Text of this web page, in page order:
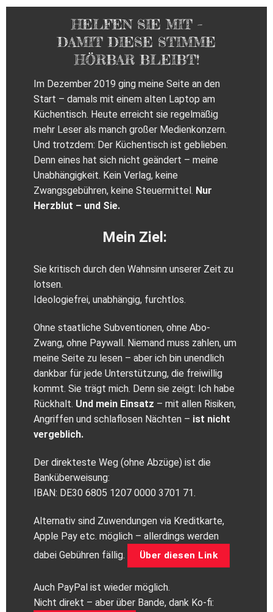
HELFEN SIE MIT –
DAMIT DIESE STIMME
HÖRBAR BLEIBT!
Im Dezember 2019 ging meine Seite an den
Start – damals mit einem alten Laptop am
Küchentisch. Heute erreicht sie regelmäßig
mehr Leser als manch großer Medienkonzern.
Und trotzdem: Der Küchentisch ist geblieben.
Denn eines hat sich nicht geändert – meine
Unabhängigkeit. Kein Verlag, keine
Zwangsgebühren, keine Steuermittel. Nur
Herzblut – und Sie.
Mein Ziel:
Sie kritisch durch den Wahnsinn unserer Zeit zu
lotsen.
Ideologiefrei, unabhängig, furchtlos.
Ohne staatliche Subventionen, ohne Abo-
Zwang, ohne Paywall. Niemand muss zahlen, um
meine Seite zu lesen – aber ich bin unendlich
dankbar für jede Unterstützung, die freiwillig
kommt. Sie trägt mich. Denn sie zeigt: Ich habe
Rückhalt. Und mein Einsatz – mit allen Risiken,
Angriffen und schlaflosen Nächten – ist nicht
vergeblich.
Der direkteste Weg (ohne Abzüge) ist die
Banküberweisung:
IBAN: DE30 6805 1207 0000 3701 71.
Alternativ sind Zuwendungen via Kreditkarte,
Apple Pay etc. möglich – allerdings werden
dabei Gebühren fällig.
Über diesen Link
Auch PayPal ist wieder möglich.
Nicht direkt – aber über Bande, dank Ko-fi: